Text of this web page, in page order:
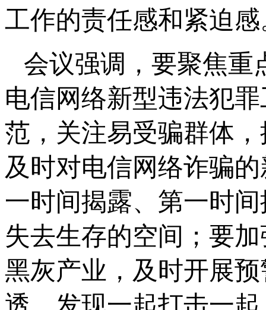
工作的责任感和紧迫感
会议强调，要聚焦重
电信网络新型违法犯
范，关注易受骗群体
及时对电信网络诈骗
一时间揭露、第一时
失去生存的空间；要
黑灰产业，及时开展